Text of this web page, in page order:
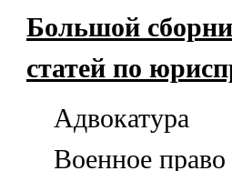
Большой
статей по
Адвокатура
Военное право